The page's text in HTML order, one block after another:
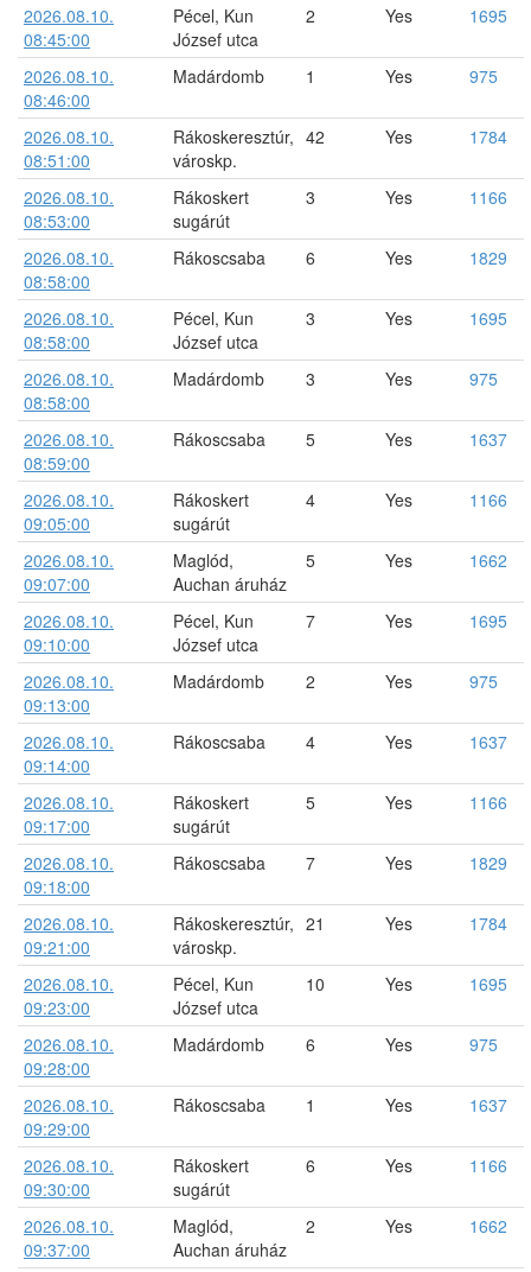
2026.08.10.
08:45:00
Pécel, Kun
József utca
2 Yes 1695
2026.08.10.
08:46:00
Madárdomb 1 Yes 975
2026.08.10.
08:51:00
Rákoskeresztúr,
városkp.
42 Yes 1784
2026.08.10.
08:53:00
Rákoskert
sugárút
3 Yes 1166
2026.08.10.
08:58:00
Rákoscsaba 6 Yes 1829
2026.08.10.
08:58:00
Pécel, Kun
József utca
3 Yes 1695
2026.08.10.
08:58:00
Madárdomb 3 Yes 975
2026.08.10.
08:59:00
Rákoscsaba 5 Yes 1637
2026.08.10.
09:05:00
Rákoskert
sugárút
4 Yes 1166
2026.08.10.
09:07:00
Maglód,
Auchan áruház
5 Yes 1662
2026.08.10.
09:10:00
Pécel, Kun
József utca
7 Yes 1695
2026.08.10.
09:13:00
Madárdomb 2 Yes 975
2026.08.10.
09:14:00
Rákoscsaba 4 Yes 1637
2026.08.10.
09:17:00
Rákoskert
sugárút
5 Yes 1166
2026.08.10.
09:18:00
Rákoscsaba 7 Yes 1829
2026.08.10.
09:21:00
Rákoskeresztúr,
városkp.
21 Yes 1784
2026.08.10.
09:23:00
Pécel, Kun
József utca
10 Yes 1695
2026.08.10.
09:28:00
Madárdomb 6 Yes 975
2026.08.10.
09:29:00
Rákoscsaba 1 Yes 1637
2026.08.10.
09:30:00
Rákoskert
sugárút
6 Yes 1166
2026.08.10.
09:37:00
Maglód,
Auchan áruház
2 Yes 1662